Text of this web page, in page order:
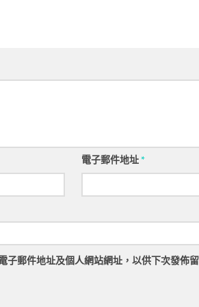
電子郵件地址*
子郵件地址及個人網站網址，以供下次發佈